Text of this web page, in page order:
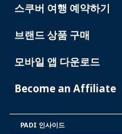
스쿠버 여행 예약하기
브랜드 상품 구매
모바일 앱 다운로드
Become an Affiliate
PADI 인사이드